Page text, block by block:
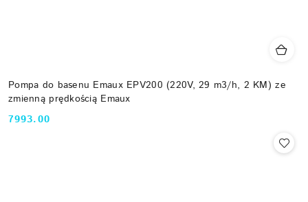
Pompa do basenu Emaux EPV200 (220V, 29 m3/h, 2 KM) ze
zmienną prędkością Emaux
Cena:
7993.00